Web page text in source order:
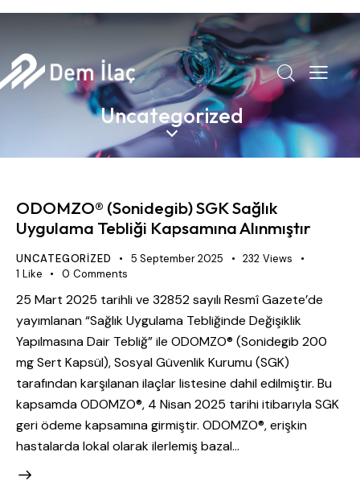
Uncategorized
ODOMZO® (Sonidegib) SGK Sağlık
Uygulama Tebliği Kapsamına Alınmıştır
UNCATEGORIZED 5 September 2025 232 Views
1 Like 0 Comments
25 Mart 2025 tarihli ve 32852 sayılı Resmî Gazete’de
yayımlanan “Sağlık Uygulama Tebliğinde Değişiklik
Yapılmasına Dair Tebliğ” ile ODOMZO® (Sonidegib 200
mg Sert Kapsül), Sosyal Güvenlik Kurumu (SGK)
tarafından karşılanan ilaçlar listesine dahil edilmiştir. Bu
kapsamda ODOMZO®, 4 Nisan 2025 tarihi itibarıyla SGK
geri ödeme kapsamına girmiştir. ODOMZO®, erişkin
hastalarda lokal olarak ilerlemiş bazal…